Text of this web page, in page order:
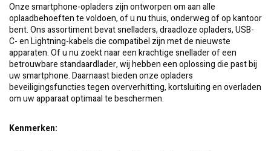
Onze smartphone-opladers zijn ontworpen om aan alle
oplaadbehoeften te voldoen, of u nu thuis, onderweg of op kantoor
bent. Ons assortiment bevat snelladers, draadloze opladers, USB-
C- en Lightning-kabels die compatibel zijn met de nieuwste
apparaten. Of u nu zoekt naar een krachtige snellader of een
betrouwbare standaardlader, wij hebben een oplossing die past bij
uw smartphone. Daarnaast bieden onze opladers
beveiligingsfuncties tegen oververhitting, kortsluiting en overladen
om uw apparaat optimaal te beschermen.
Kenmerken: